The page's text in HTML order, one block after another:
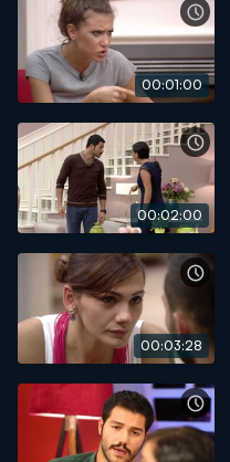
00:01:00
00:02:00
00:03:28